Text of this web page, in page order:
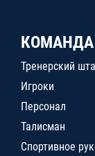
КОМАНДА
Тренерский
Игроки
Персонал
Талисман
Спортивное